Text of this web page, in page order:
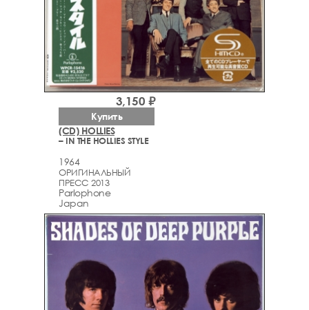
(CD) HOLLIES
– IN THE HOLLIES STYLE
1964
ОРИГИНАЛЬНЫЙ
ПРЕСС 2013
Parlophone
Japan
3,150 ₽
Купить